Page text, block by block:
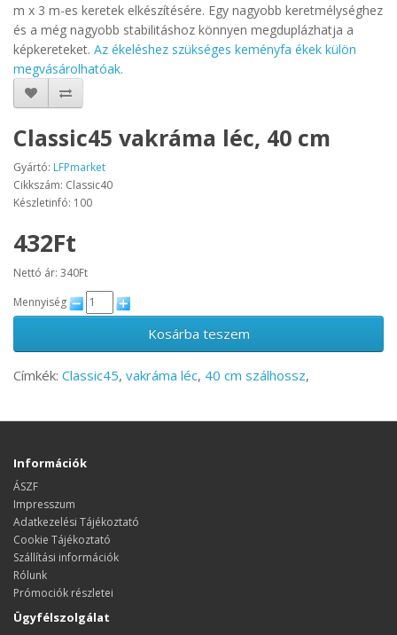
m x 3 m-es keretek elkészítésére. Egy nagyobb keretmélységhez
és a még nagyobb stabilitáshoz könnyen megduplázhatja a
képkereteket. Az ékeléshez szükséges keményfa ékek külön
megvásárolhatóak.
Classic45 vakráma léc, 40 cm
Gyártó: LFPmarket
Cikkszám: Classic40
Készletinfó: 100
432Ft
Nettó ár: 340Ft
Mennyiség
Kosárba teszem
Címkék: Classic45, vakráma léc, 40 cm szálhossz,
Információk
ÁSZF
Impresszum
Adatkezelési Tájékoztató
Cookie Tájékoztató
Szállítási információk
Rólunk
Prómociók részletei
Ügyfélszolgálat